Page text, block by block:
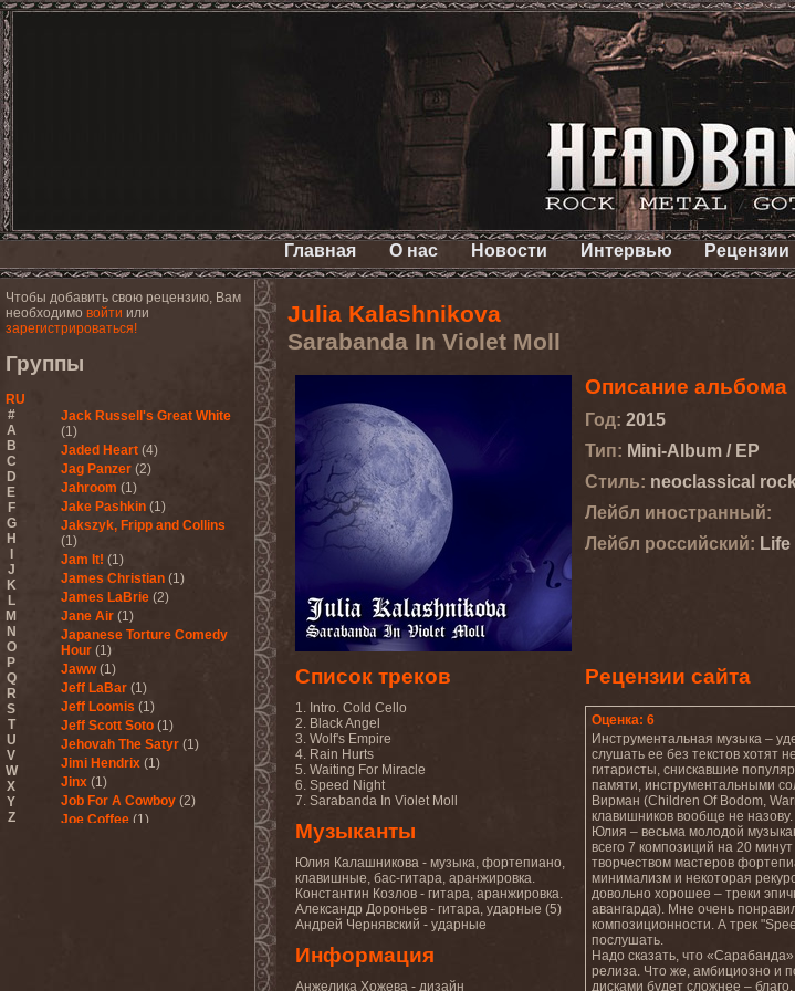
Главная О нас Новости Интервью Рецензии
Чтобы добавить свою рецензию, Вам
необходимо войти или
зарегистрироваться!
Группы
RU
#
A
B
C
D
E
F
G
H
J
K
L
M
N
O
P
Q
R
S
T
U
V
W
X
Y
Z
Jack Russell's Great White
(1)
Jaded Heart (4)
Jag Panzer (2)
Jahroom (1)
Jake Pashkin (1)
Jakszyk, Fripp and Collins
(1)
Jam It! (1)
James Christian (1)
James LaBrie (2)
Jane Air (1)
Japanese Torture Comedy
Hour (1)
Jaww (1)
Jeff LaBar (1)
Jeff Loomis (1)
Jeff Scott Soto (1)
Jehovah The Satyr (1)
Jimi Hendrix (1)
Jinx (1)
Job For A Cowboy (2)
Joe Coffee (1)
Julia Kalashnikova
Sarabanda In Violet Moll
Описание альбома
Год: 2015
Тип: Mini-Album / EP
Стиль: neoclassical
Лейбл иностранный:
Лейбл роcсийский:
Список треков
1. Intro. Cold Cello
2. Black Angel
3. Wolf's Empire
4. Rain Hurts
5. Waiting For Miracle
6. Speed Night
7. Sarabanda In Violet Moll
Музыканты
Юлия Калашникова - музыка, фортепиано,
клавишные, бас-гитара, аранжировка.
Константин Козлов - гитара, аранжировка.
Александр Дороньев - гитара, ударные (5)
Андрей Чернявский - ударные
Информация
Анжелика Хожева - дизайн
Рецензии сайта
Оценка: 6
Инструментальная музыка –
слушать ее без текстов хотят
гитаристы, снискавшие
памяти, инструментальными
Вирман (Children Of Bodom,
клавишников вообще не
Юлия – весьма молодой
всего 7 композиций на 20
творчеством мастеров
минимализм и некоторая
довольно хорошее – треки
авангарда). Мне очень
композиционности. А трек
послушать.
Надо сказать, что
релиза. Что же, амбициозно и
дисками будет сложнее –